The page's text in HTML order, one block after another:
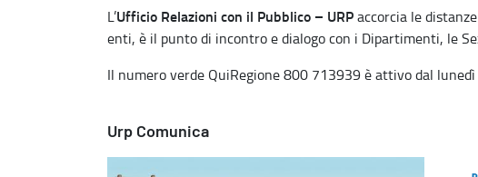
L’Ufficio Relazioni con il Pubblico – URPaccorcia le
enti, è il punto di incontro e dialogo con i Dipartimenti, le
Il numero verde QuiRegione 800 713939 è attivo dal
Urp Comunica